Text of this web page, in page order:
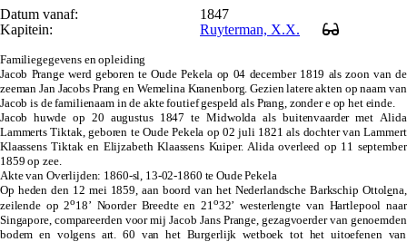
Datum vanaf:
1847
Kapitein:
Ruyterman, X.X.
Familiegegevens en opleiding
Jacob Prange werd geboren te Oude Pekela op 04 december 1819 als zoon van de
zeeman Jan Jacobs Prang en Wemelina Kranenborg. Gezien latere akten op naam van
Jacob is de familienaam in de akte foutief gespeld als Prang, zonder e op het einde.
Jacob huwde op 20 augustus 1847 te Midwolda als buitenvaarder met Alida
Lammerts Tiktak, geboren te Oude Pekela op 02 juli 1821 als dochter van Lammert
Klaassens Tiktak en Elijzabeth Klaassens Kuiper. Alida overleed op 11 september
1859 op zee.
Akte van Overlijden: 1860-sl, 13-02-1860 te Oude Pekela
Op heden den 12 mei 1859, aan boord van het Nederlandsche Barkschip Ottolena,
zeilende op 2o18’ Noorder Breedte en 21o32’ westerlengte van Hartlepool naar
Singapore, compareerden voor mij Jacob Jans Prange, gezagvoerder van genoemden
bodem en volgens art. 60 van het Burgerlijk wetboek tot het uitoefenen van